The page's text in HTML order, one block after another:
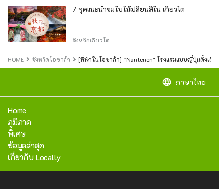
7 จุดแนะนำชมใบไม้เปลี่ยนสีใน เกียวโต
จังหวัดเกียวโต
HOME จังหวัดโอซาก้า [ที่พักในโอซาก้า] “Nantenen” โรงแรมแบบญี่ปุ่นดั้งเ
language ภาษาไทย
Home
ภูมิภาค
พิเศษ
ข้อมูลล่าสุด
เกี่ยวกับ Locally